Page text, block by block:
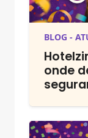
BLOG -
onde